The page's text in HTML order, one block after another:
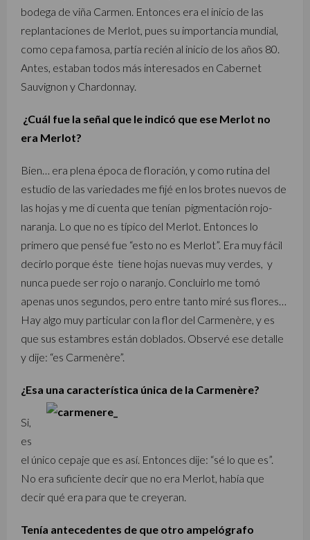
bodega de viña Carmen. Entonces era el inicio de las
replantaciones de Merlot, pues su importancia mundial,
como cepa famosa, partía recién al inicio de los años 80.
Antes, estaban todos más interesados en Cabernet
Sauvignon y Chardonnay.
¿Cuál fue la señal que le indicó que ese Merlot no
era Merlot?
Bien… era plena época de floración, y como rutina del
estudio de las variedades me fijé en los brotes nuevos de
las hojas y me di cuenta que tenían pigmentación rojo-
naranja. Lo que no es típico del Merlot. Entonces lo
primero que pensé fue “esto no es Merlot”. Era muy fácil
decirlo porque éste tiene hojas nuevas muy verdes, y
nunca puede ser rojo o naranjo. Concluirlo me tomó
apenas unos segundos, pero entre tanto miré sus flores…
Hay algo muy particular con la flor del Carmenère, y es
que sus estambres están doblados. Observé ese detalle
y dije: “es Carmenère”.
¿Esa una característica única de la Carmenère?
Si,
es
el único cepaje que es así. Entonces dije: “sé lo que es”.
No era suficiente decir que no era Merlot, había que
decir qué era para que te creyeran.
Tenía antecedentes de que otro ampelógrafo